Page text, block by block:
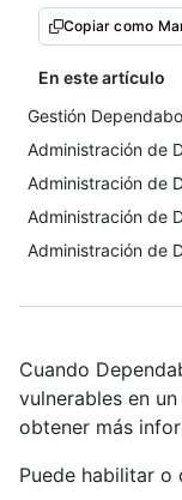
Copiar como
En este artículo
Gestión
Administración de
Administración de
Administración de
Administración de
Cuando
vulnerables en
obtener más
Puede habilitar o